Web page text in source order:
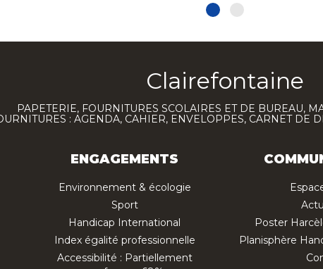
Clairefontaine
PAPETERIE, FOURNITURES SCOLAIRES ET DE BUREAU,
: AGENDA, CAHIER, ENVELOPPES, CARNET DE
ENGAGEMENTS
Environnement & écologie
Sport
Handicap International
Index égalité professionnelle
Accessibilité : Partiellement
Poster
Planisphère